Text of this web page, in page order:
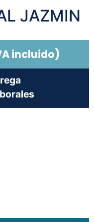
JAZMIN
incluido)